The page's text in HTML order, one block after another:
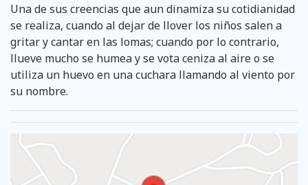
Una de sus creencias que aun dinamiza su cotidianidad
se reali­za, cuando al dejar de llover los niños salen a
gritar y cantar en las lomas; cuando por lo contrario,
llueve mucho se humea y se vota ceniza al aire o se
utiliza un huevo en una cuchara llaman­do al viento por
su nombre.